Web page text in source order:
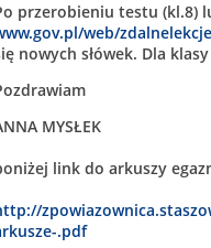
przerobieniu testu (kl.8)
web/zdalnelekcje
nowych słówek. Dla
MYSŁEK
link do arkuszy
.pdf